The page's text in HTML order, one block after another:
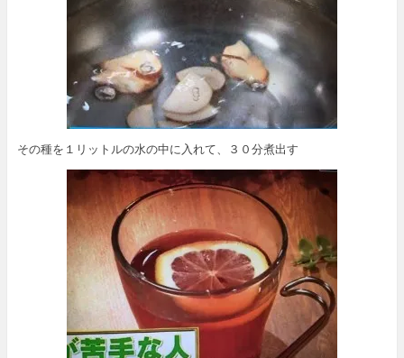
その種を１リットルの水の中に入れて、３０分煮出す